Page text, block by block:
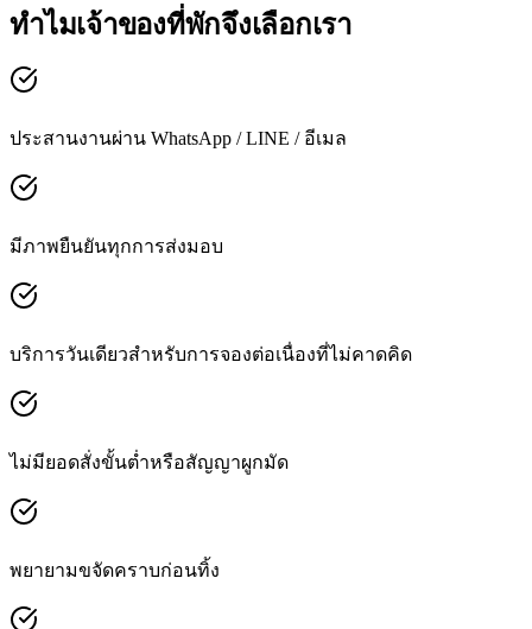
ทำไมเจ้าของที่พักจึงเลือกเรา
ประสานงานผ่าน WhatsApp / LINE / อีเมล
มีภาพยืนยันทุกการส่งมอบ
บริการวันเดียวสำหรับการจองต่อเนื่องที่ไม่คาดคิด
ไม่มียอดสั่งขั้นต่ำหรือสัญญาผูกมัด
พยายามขจัดคราบก่อนทิ้ง